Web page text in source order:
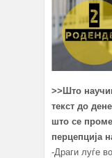
>>Што
текст до
што се
перцепција
-Драги луѓе